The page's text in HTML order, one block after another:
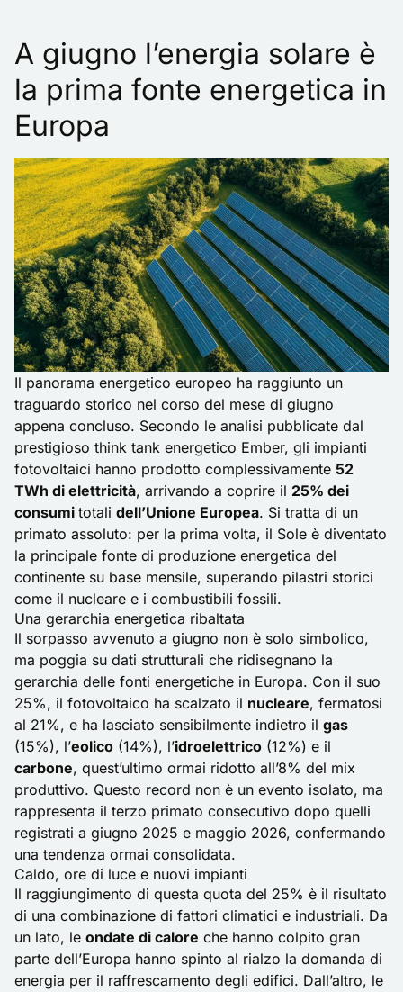
A giugno l’energia solare è
la prima fonte energetica in
Europa
Il panorama energetico europeo ha raggiunto un
traguardo storico nel corso del mese di giugno
appena concluso. Secondo le analisi pubblicate dal
prestigioso think tank energetico Ember, gli impianti
fotovoltaici hanno prodotto complessivamente 52
TWh di elettricità, arrivando a coprire il 25% dei
consumi totali dell’Unione Europea. Si tratta di un
primato assoluto: per la prima volta, il Sole è diventato
la principale fonte di produzione energetica del
continente su base mensile, superando pilastri storici
come il nucleare e i combustibili fossili.
Una gerarchia energetica ribaltata
Il sorpasso avvenuto a giugno non è solo simbolico,
ma poggia su dati strutturali che ridisegnano la
gerarchia delle fonti energetiche in Europa. Con il suo
25%, il fotovoltaico ha scalzato il nucleare, fermatosi
al 21%, e ha lasciato sensibilmente indietro il gas
(15%), l’eolico (14%), l’idroelettrico (12%) e il
carbone, quest’ultimo ormai ridotto all’8% del mix
produttivo. Questo record non è un evento isolato, ma
rappresenta il terzo primato consecutivo dopo quelli
registrati a giugno 2025 e maggio 2026, confermando
una tendenza ormai consolidata.
Caldo, ore di luce e nuovi impianti
Il raggiungimento di questa quota del 25% è il risultato
di una combinazione di fattori climatici e industriali. Da
un lato, le ondate di calore che hanno colpito gran
parte dell’Europa hanno spinto al rialzo la domanda di
energia per il raffrescamento degli edifici. Dall’altro, le